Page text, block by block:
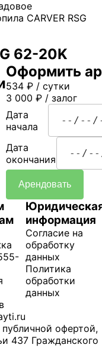
CARVER RSG
62-20K
Оформить
534 ₽ / сутки
3 000 ₽ / залог
Дата
начала
Дата
окончания
Арендовать
информация
Согласие на
обработку
данных
Политика
обработки
данных
офертой,
437 Гражданского